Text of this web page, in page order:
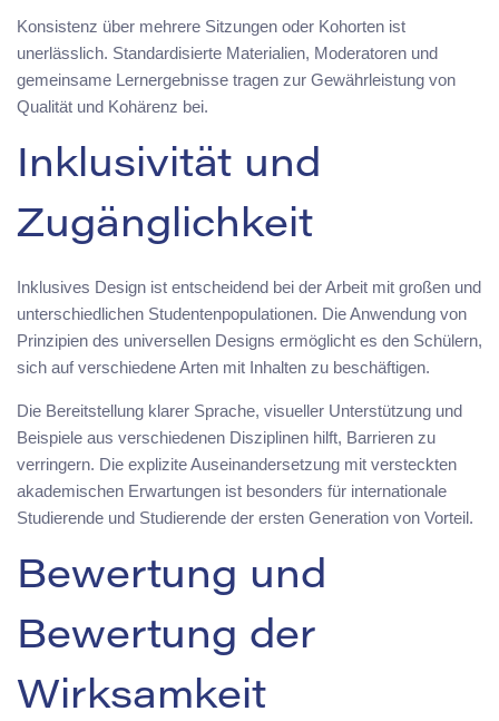
Konsistenz über mehrere Sitzungen oder Kohorten ist
unerlässlich. Standardisierte Materialien, Moderatoren und
gemeinsame Lernergebnisse tragen zur Gewährleistung von
Qualität und Kohärenz bei.
Inklusivität und
Zugänglichkeit
Inklusives Design ist entscheidend bei der Arbeit mit großen und
unterschiedlichen Studentenpopulationen. Die Anwendung von
Prinzipien des universellen Designs ermöglicht es den Schülern,
sich auf verschiedene Arten mit Inhalten zu beschäftigen.
Die Bereitstellung klarer Sprache, visueller Unterstützung und
Beispiele aus verschiedenen Disziplinen hilft, Barrieren zu
verringern. Die explizite Auseinandersetzung mit versteckten
akademischen Erwartungen ist besonders für internationale
Studierende und Studierende der ersten Generation von Vorteil.
Bewertung und
Bewertung der
Wirksamkeit